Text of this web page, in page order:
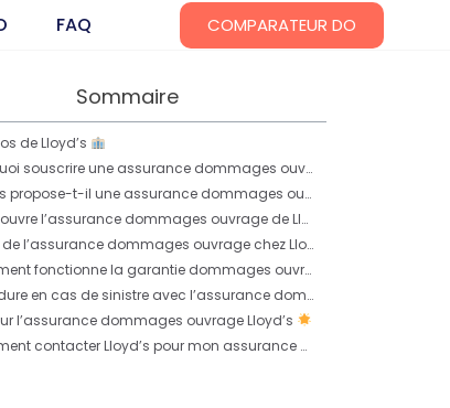
FAQ COMPARATEUR DO
Sommaire
de Lloyd’s
Pourquoi souscrire une assurance dommages ouvrage ?
Lloyd’s propose-t-il une assurance dommages ouvrage ?
Que couvre l’assurance dommages ouvrage de Lloyd’s ?
Tarifs de l’assurance dommages ouvrage chez Lloyd’s
Comment fonctionne la garantie dommages ouvrage chez Lloyd’s ?
Procédure en cas de sinistre avec l’assurance dommages ouvrage Lloyd’s
l’assurance dommages ouvrage Lloyd’s
Comment contacter Lloyd’s pour mon assurance dommages ouvrage ?